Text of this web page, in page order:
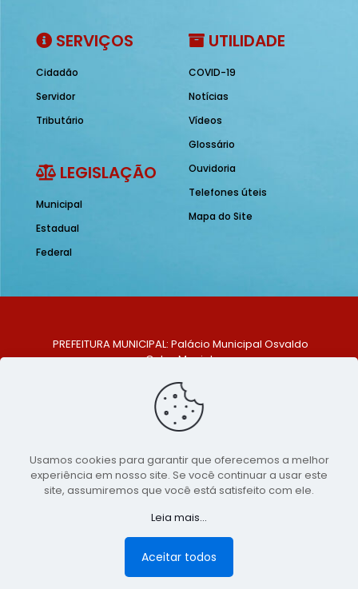
SERVIÇOS
Cidadão
Servidor
Tributário
LEGISLAÇÃO
Municipal
Estadual
Federal
UTILIDADE
COVID-19
Notícias
Vídeos
Glossário
Ouvidoria
Telefones úteis
Mapa do Site
PREFEITURA MUNICIPAL: Palácio Municipal Osvaldo
Celso Maciel
Centro, São Bento do Una - PE. CEP: 553370-128
TELEFONE: (81) 99548-1569
E-MAIL: ouvidoria@saobentodouna.pe.gov.br
Copyright 2021-2026 - Assessoria de Comunicação da
Prefeitura de São Bento do Una - PE
publicidadeLumusWeb - Agência Digital
Usamos cookies para garantir que oferecemos a melhor
experiência em nosso site. Se você continuar a usar este
site, assumiremos que você está satisfeito com ele.
Leia mais...
Aceitar todos